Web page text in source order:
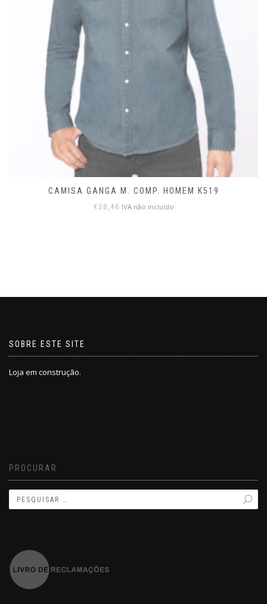
CAMISA GANGA M. COMP. HOMEM K519
€38,46 IVA não incluído
SOBRE ESTE SITE
Loja em construção.
PROCURAR